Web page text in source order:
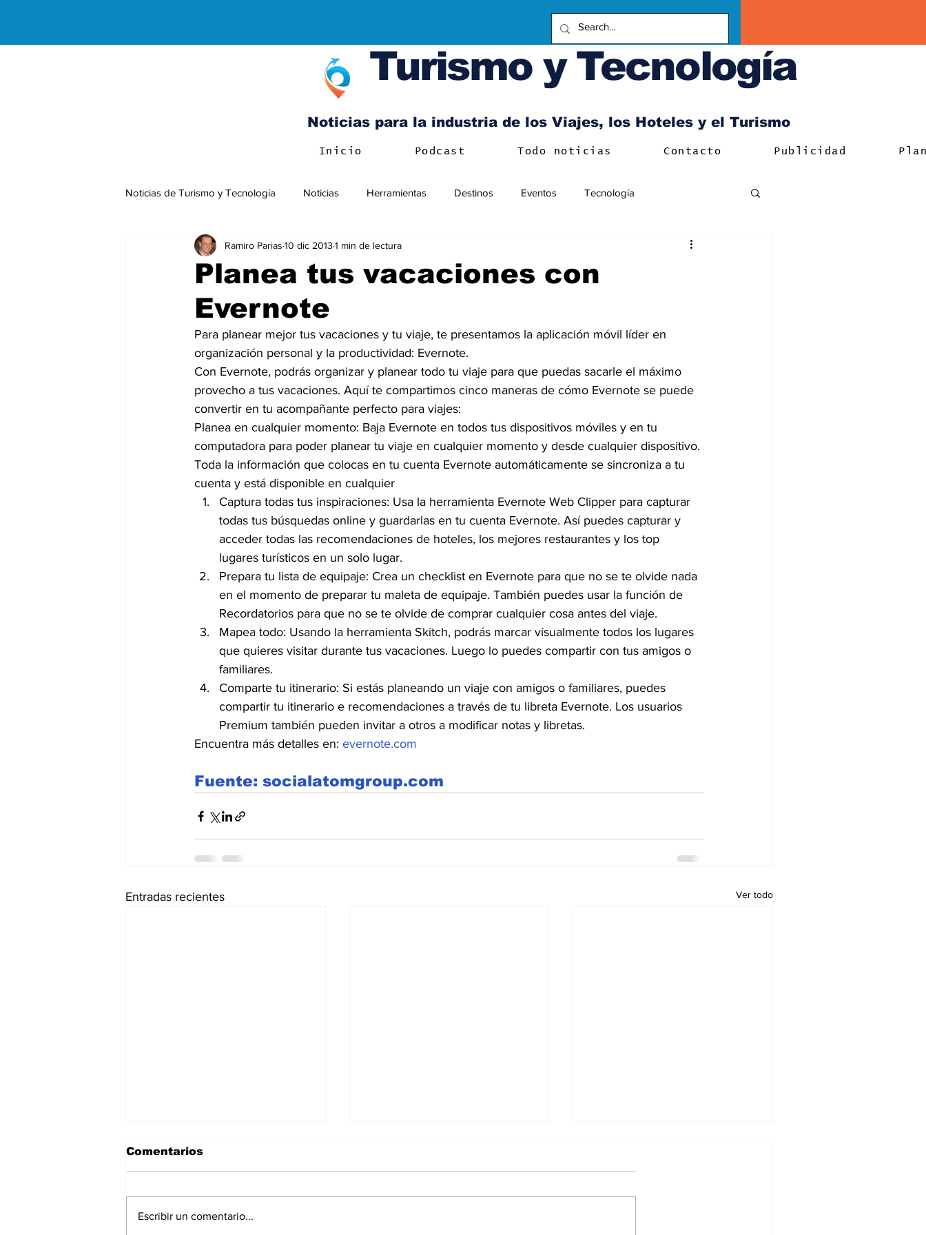
Turismo y Tecnología
Noticias para la industria de los Viajes, los Hoteles y el Turismo
Inicio Podcast Todo noticias Contacto Publicidad
Noticias de Turismo y Tecnología Noticias Herramientas Destinos Eventos Tecnología
Negocios Internacionales
Planea tus vacaciones con
Evernote
Ramiro Parias 10 dic 2013 1 min de lectura
Para planear mejor tus vacaciones y tu viaje, te presentamos la aplicación móvil líder en
organización personal y la productividad: Evernote.
Con Evernote, podrás organizar y planear todo tu viaje para que puedas sacarle el máximo
provecho a tus vacaciones. Aquí te compartimos cinco maneras de cómo Evernote se puede
convertir en tu acompañante perfecto para viajes:
Planea en cualquier momento: Baja Evernote en todos tus dispositivos móviles y en tu
computadora para poder planear tu viaje en cualquier momento y desde cualquier dispositivo.
Toda la información que colocas en tu cuenta Evernote automáticamente se sincroniza a tu
cuenta y está disponible en cualquier
Captura todas tus inspiraciones: Usa la herramienta Evernote Web Clipper para capturar
todas tus búsquedas online y guardarlas en tu cuenta Evernote. Así puedes capturar y
acceder todas las recomendaciones de hoteles, los mejores restaurantes y los top
lugares turísticos en un solo lugar.
Prepara tu lista de equipaje: Crea un checklist en Evernote para que no se te olvide nada
en el momento de preparar tu maleta de equipaje. También puedes usar la función de
Recordatorios para que no se te olvide de comprar cualquier cosa antes del viaje.
Mapea todo: Usando la herramienta Skitch, podrás marcar visualmente todos los lugares
que quieres visitar durante tus vacaciones. Luego lo puedes compartir con tus amigos o
familiares.
Comparte tu itinerario: Si estás planeando un viaje con amigos o familiares, puedes
compartir tu itinerario e recomendaciones a través de tu libreta Evernote. Los usuarios
Premium también pueden invitar a otros a modificar notas y libretas.
Encuentra más detalles en: evernote.com
Fuente: socialatomgroup.com
Entradas recientes Ver todo
Comentarios
Escribir un comentario...